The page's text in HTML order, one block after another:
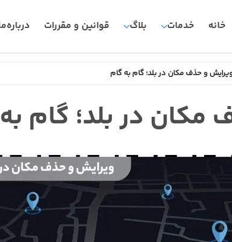
خانه خدمات بلاگ قوانین و مقررات
و حذف مکان در بلد؛ گام به گام
در بلد؛ گام